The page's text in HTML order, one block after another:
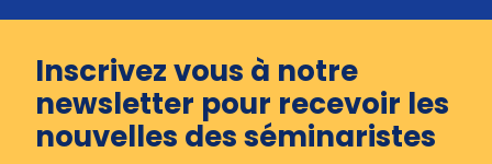
Inscrivez vous à notre
newsletter pour recevoir les
nouvelles des séminaristes